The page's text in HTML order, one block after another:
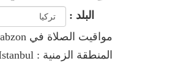
البلد :
مواقيت الصلاة في Trabzon, تركيا
المنطقة الزمنية : Europe/Istanbul.